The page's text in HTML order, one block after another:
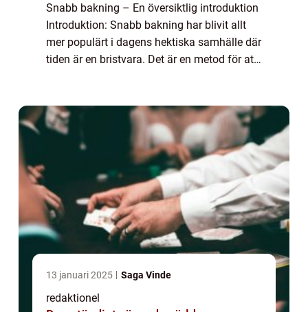
Snabb bakning – En översiktlig introduktion
Introduktion: Snabb bakning har blivit allt
mer populärt i dagens hektiska samhälle där
tiden är en bristvara. Det är en metod för att
13 januari 2025 Saga Vinde
redaktionel